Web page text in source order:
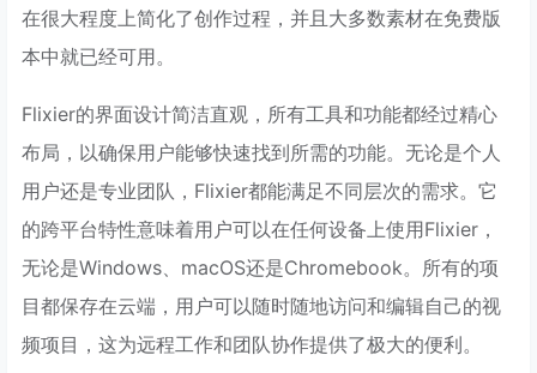
在很大程度上简化了创作过程，并且大多数素材在免费版
本中就已经可用。
Flixier的界面设计简洁直观，所有工具和功能都经过精心
布局，以确保用户能够快速找到所需的功能。无论是个人
用户还是专业团队，Flixier都能满足不同层次的需求。它
的跨平台特性意味着用户可以在任何设备上使用Flixier，
无论是Windows、macOS还是Chromebook。所有的项
目都保存在云端，用户可以随时随地访问和编辑自己的视
频项目，这为远程工作和团队协作提供了极大的便利。